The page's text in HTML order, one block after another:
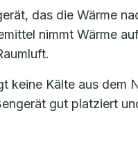
das die Wärme
nimmt Wärme
keine Kälte aus dem
gut platziert